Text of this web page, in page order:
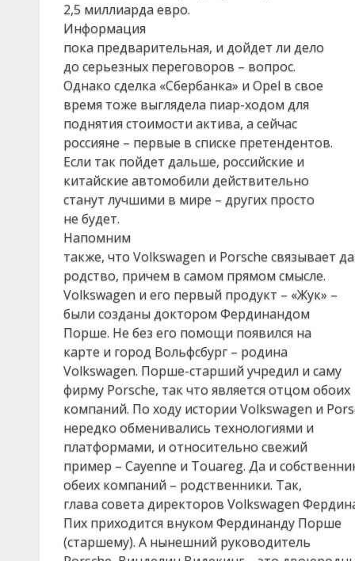
2,5 миллиарда евро.
Информация
пока предварительная, и дойдет ли дело
до серьезных переговоров – вопрос.
Однако сделка «Сбербанка» и Opel в свое
время тоже выглядела пиар-ходом для
поднятия стоимости актива, а сейчас
россияне – первые в списке претендентов.
Если так пойдет дальше, российские и
китайские автомобили действительно
станут лучшими в мире – других просто
не будет.
Напомним
также, что Volkswagen и Porsche связывает
родство, причем в самом прямом смысле.
Volkswagen и его первый продукт – «Жук» –
были созданы доктором Фердинандом
Порше. Не без его помощи появился на
карте и город Вольфсбург – родина
Volkswagen. Порше-старший учредил и саму
фирму Porsche, так что является отцом обоих
компаний. По ходу истории Volkswagen и
нередко обменивались технологиями и
платформами, и относительно свежий
пример – Cayenne и Touareg. Да и
обеих компаний – родственники. Так,
глава совета директоров Volkswagen
Пих приходится внуком Фердинанду Порше
(старшему). А нынешний руководитель